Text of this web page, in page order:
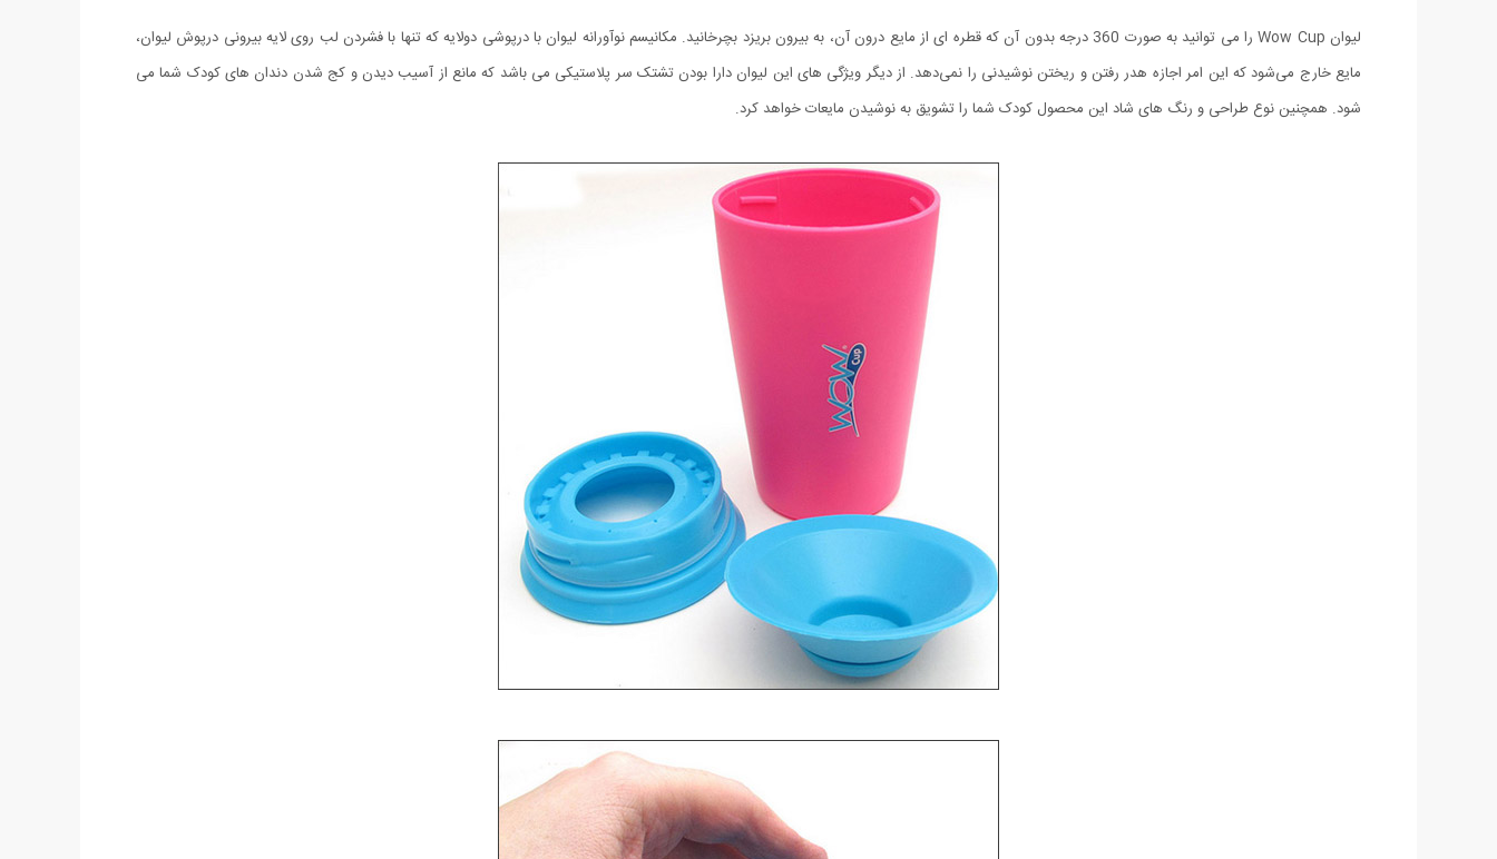
لیوان Wow Cup را می توانید به صورت 360 درجه بدون آن که قطره ای از مایع درون آن، به بیرون بریزد بچرخانید. مکانیسم نوآورانه لیوان با درپوشی دولایه که تنها با فشردن لب روی لایه بیرونی درپوش لیوان،
مایع خارج می‌شود که این امر اجازه هدر رفتن و ریختن نوشیدنی را نمی‌دهد. از دیگر ویژگی های این لیوان دارا بودن تشتک سر پلاستیکی می باشد که مانع از آسیب دیدن و کج شدن دندان های کودک شما می
شود. همچنین نوع طراحی و رنگ های شاد این محصول کودک شما را تشویق به نوشیدن مایعات خواهد کرد.